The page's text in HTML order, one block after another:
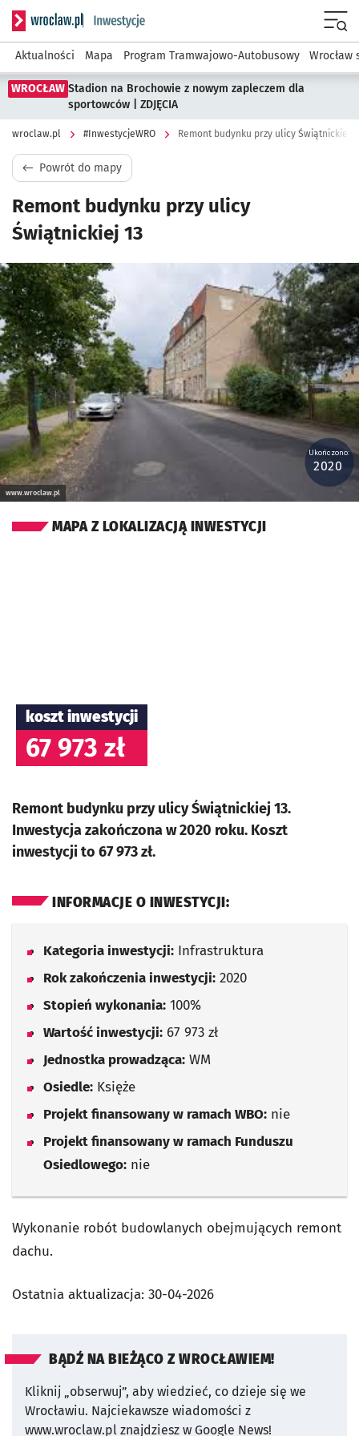
Serwis informacyjny wroclaw.pl podserwis:
Aktualności Mapa Program Tramwajowo-Autobusowy Wrocław
WROCŁAW Stadion na Brochowie z nowym zapleczem dla
sportowców | ZDJĘCIA
wroclaw.pl #InwestycjeWRO Remont budynku przy ulicy Świątnickiej
Powrót do mapy
Remont budynku przy ulicy
Świątnickiej 13
Kliknij, aby powiększyć
www.wroclaw.pl
Ukończono:
2020
MAPA Z LOKALIZACJĄ INWESTYCJI
koszt inwestycji
67 973 zł
Remont budynku przy ulicy Świątnickiej 13.
Inwestycja zakończona w 2020 roku. Koszt
inwestycji to 67 973 zł.
INFORMACJE O INWESTYCJI:
Kategoria inwestycji: Infrastruktura
Rok zakończenia inwestycji: 2020
Stopień wykonania: 100%
Wartość inwestycji: 67 973 zł
Jednostka prowadząca: WM
Osiedle: Księże
Projekt finansowany w ramach WBO: nie
Projekt finansowany w ramach Funduszu
Osiedlowego: nie
Wykonanie robót budowlanych obejmujących remont
dachu.
Ostatnia aktualizacja: 30-04-2026
BĄDŹ NA BIEŻĄCO Z WROCŁAWIEM!
Kliknij „obserwuj”, aby wiedzieć, co dzieje się we
Wrocławiu. Najciekawsze wiadomości z
www.wroclaw.pl znajdziesz w Google News!